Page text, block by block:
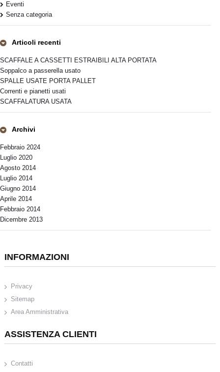
Eventi
Senza categoria
Articoli recenti
SCAFFALE A CASSETTI ESTRAIBILI ALTA PORTATA
Soppalco a passerella usato
SPALLE USATE PORTA PALLET
Correnti e pianetti usati
SCAFFALATURA USATA
Archivi
Febbraio 2024
Luglio 2020
Agosto 2014
Luglio 2014
Giugno 2014
Aprile 2014
Febbraio 2014
Dicembre 2013
INFORMAZIONI
Privacy
Sitemap
Area Amministrativa
ASSISTENZA CLIENTI
Contatti